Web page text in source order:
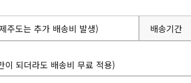
주도는 추가 배송비 발생) 배송기간
되더라도 배송비 무료 적용)